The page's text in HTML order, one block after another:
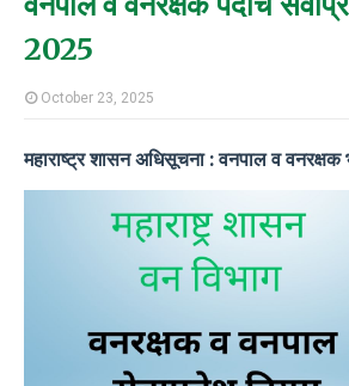
2025
October 23, 2025
महाराष्ट्र शासन अधिसूचना : वनपाल व